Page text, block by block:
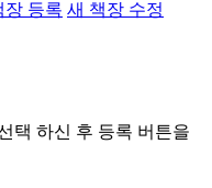
장 등록 새 책장 수정
택 하신 후 등록 버튼을